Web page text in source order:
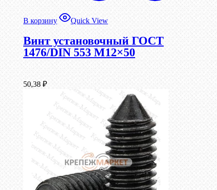
В корзину Quick View
Винт установочный ГОСТ
1476/DIN 553 М12×50
50,38 ₽